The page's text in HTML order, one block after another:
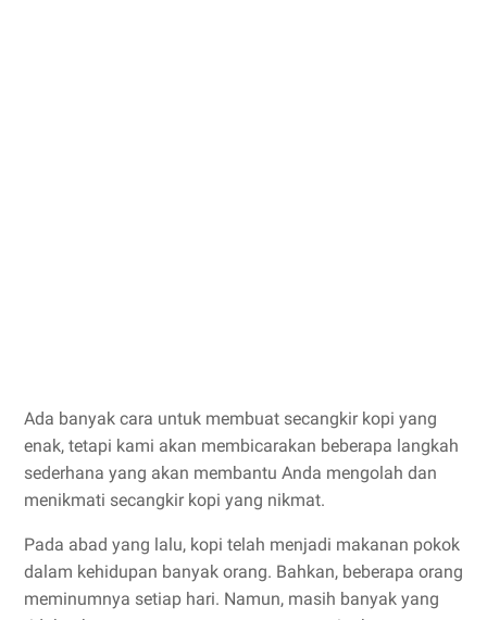
Ada banyak cara untuk membuat secangkir kopi yang
enak, tetapi kami akan membicarakan beberapa langkah
sederhana yang akan membantu Anda mengolah dan
menikmati secangkir kopi yang nikmat.
Pada abad yang lalu, kopi telah menjadi makanan pokok
dalam kehidupan banyak orang. Bahkan, beberapa orang
meminumnya setiap hari. Namun, masih banyak yang